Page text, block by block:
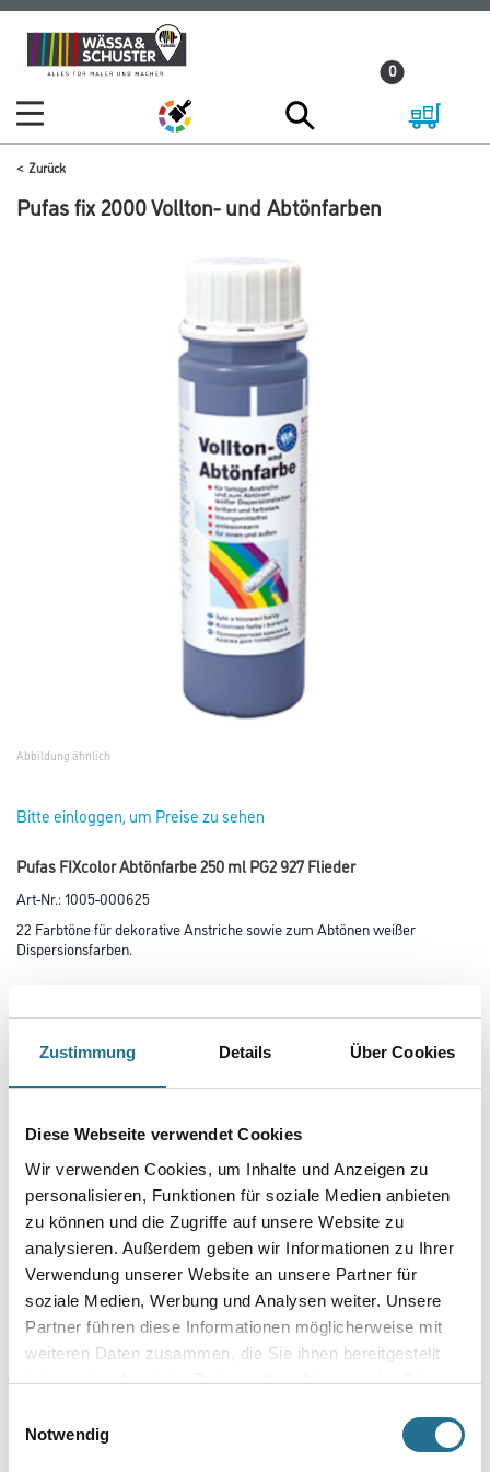
Zustimmung Details Über Cookies
Diese Webseite verwendet Cookies
Wir verwenden Cookies, um Inhalte und Anzeigen zu
personalisieren, Funktionen für soziale Medien anbieten
zu können und die Zugriffe auf unsere Website zu
analysieren. Außerdem geben wir Informationen zu Ihrer
Verwendung unserer Website an unsere Partner für
soziale Medien, Werbung und Analysen weiter. Unsere
Partner führen diese Informationen möglicherweise mit
weiteren Daten zusammen, die Sie ihnen bereitgestellt
haben oder die sie im Rahmen Ihrer Nutzung der Dienste
Notwendig
Zum
Inhalt
Zum
Navigationsmenü
0
Zurück
Pufas fix 2000 Vollton- und Abtönfarben
Abbildung ähnlich
Bitte einloggen, um Preise zu sehen
Pufas FIXcolor Abtönfarbe 250 ml PG2 927 Flieder
Art-Nr.:1005-000625
22 Farbtöne für dekorative Anstriche sowie zum Abtönen weißer
Dispersionsfarben.
Gebinde
Umrechnungsfaktoren